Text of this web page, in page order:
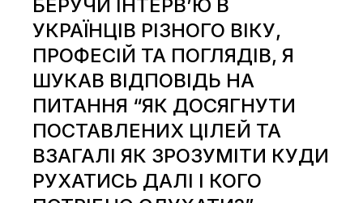
БЕРУЧИ ІНТЕРВ’Ю В
УКРАЇНЦІВ РІЗНОГО ВІКУ,
ПРОФЕСІЙ ТА ПОГЛЯДІВ, Я
ШУКАВ ВІДПОВІДЬ НА
ПИТАННЯ “ЯК ДОСЯГНУТИ
ПОСТАВЛЕНИХ ЦІЛЕЙ ТА
ВЗАГАЛІ ЯК ЗРОЗУМІТИ КУДИ
РУХАТИСЬ ДАЛІ І КОГО